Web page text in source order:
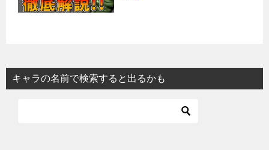
キャラの名前で検索すると出るかも